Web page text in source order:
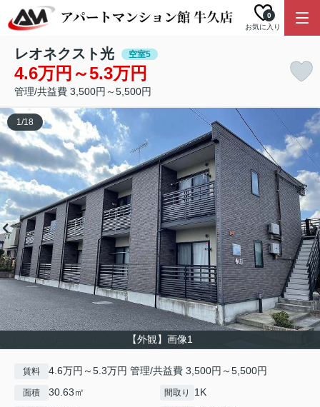
お気に入り
0
レオネクスト光 空室5
4.6万円～5.3万円
管理/共益費 3,500円～5,500円
【外観】画像1
1/18
賃料 4.6万円～5.3万円 管理/共益費 3,500円～5,500円
面積 30.63㎡ 間取り 1K